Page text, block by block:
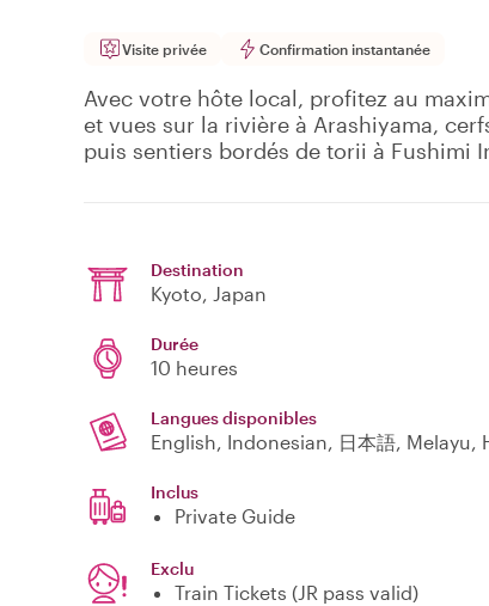
Visite privée Confirmation instantanée
Avec votre hôte local, profitez au
et vues sur la rivière à Arashiyama,
puis sentiers bordés de torii à Fushimi
Destination
Kyoto, Japan
Durée
10 heures
Langues disponibles
Inclus
Private Guide
Exclu
Train Tickets (JR pass valid)